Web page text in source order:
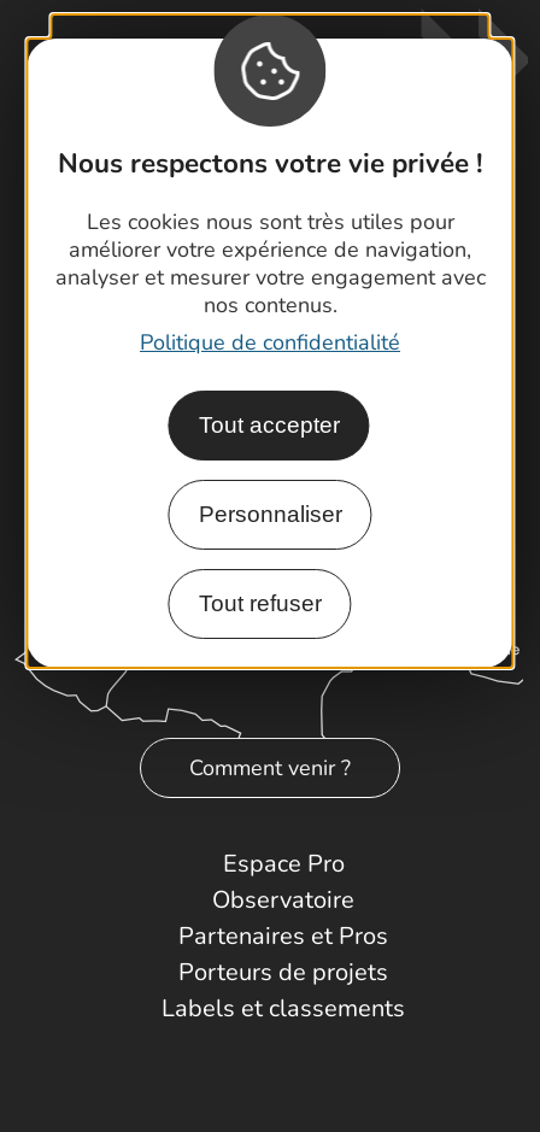
Nous respectons votre vie privée !
Les cookies nous sont très utiles pour
améliorer votre expérience de navigation,
analyser et mesurer votre engagement avec
nos contenus.
Politique de confidentialité
Tout accepter
Personnaliser
Tout refuser
Contactez-nous !
Foire aux questions
Brochures
Cartoguides et Topoguides
Comment venir ?
Espace Pro
Observatoire
Partenaires et Pros
Porteurs de projets
Labels et classements